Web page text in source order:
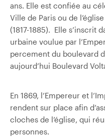
ans. Elle est confiée au
Ville de Paris ou de
(1817-1885). Elle s’inscrit
urbaine voulue par
percement du boulevard
aujourd’hui Boulevard
En 1869, l’Empereur et
rendent sur place afin
cloches de l’église, qui
personnes.